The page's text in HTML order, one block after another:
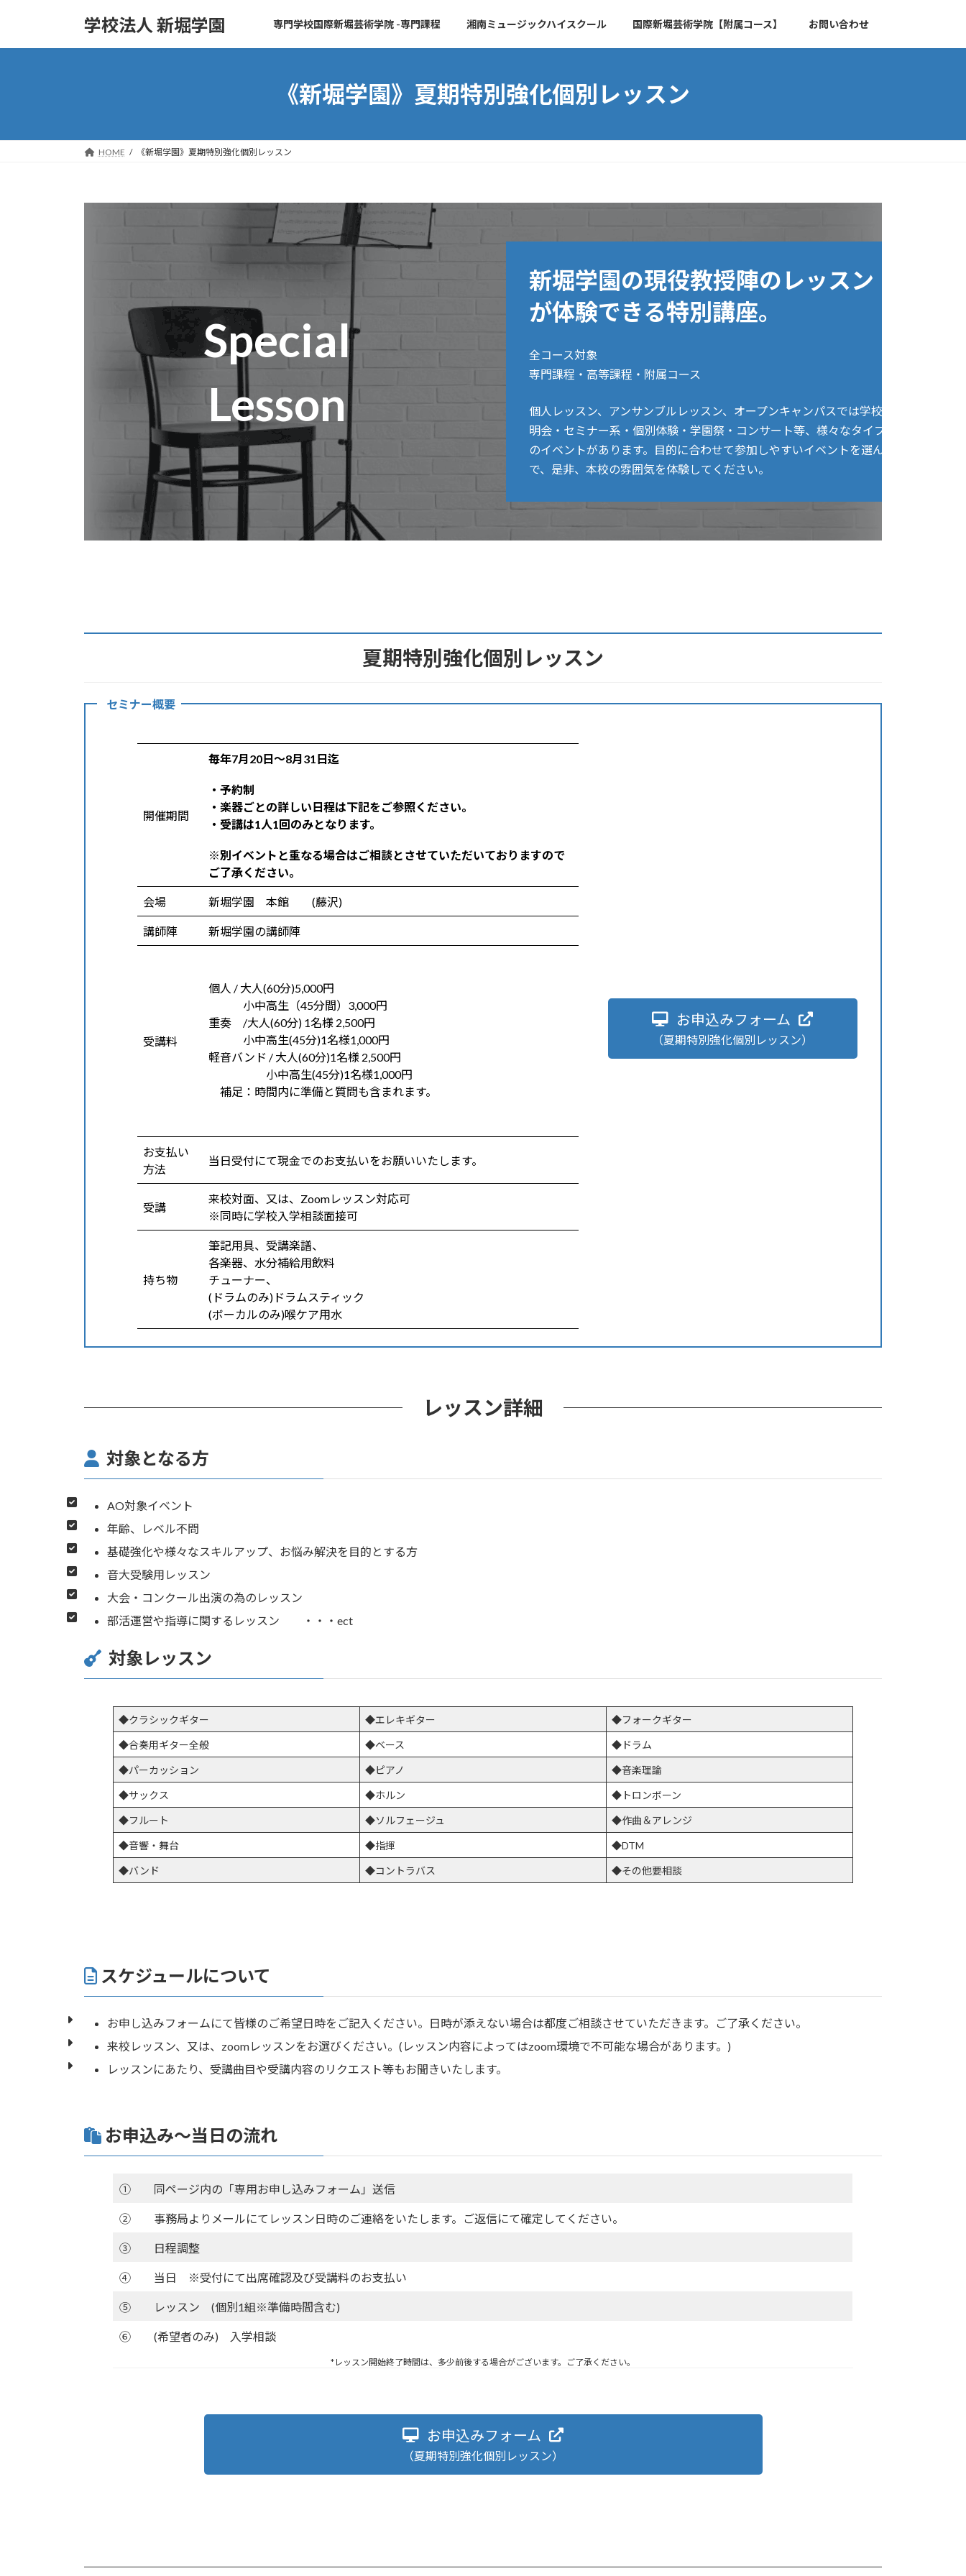
学校法人 新堀学園 専門学校国際新堀芸術学院 -専門課程 湘南ミュージックハイスクール 国際新堀芸術学院【附属コース】 お問い合わせ
《新堀学園》夏期特別強化個別レッスン
HOME 《新堀学園》夏期特別強化個別レッスン
Special
Lesson
新堀学園の現役教授陣のレッスン
が体験できる特別講座。
全コース対象
専門課程・高等課程・附属コース
個人レッスン、アンサンブルレッスン、オープンキャンパスでは学校説
明会・セミナー系・個別体験・学園祭・コンサート等、様々なタイプ
のイベントがあります。目的に合わせて参加しやすいイベントを選ん
で、是非、本校の雰囲気を体験してください。
夏期特別強化個別レッスン
セミナー概要
開催期間
毎年7月20日～8月31日迄
・予約制
・楽器ごとの詳しい日程は下記をご参照ください。
・受講は1人1回のみとなります。
※別イベントと重なる場合はご相談とさせていただいておりますので
ご了承ください。
会場 新堀学園 本館 (藤沢)
講師陣 新堀学園の講師陣
受講料
個人 / 大人(60分)5,000円
小中高生（45分間）3,000円
重奏 /大人(60分) 1名様 2,500円
小中高生(45分)1名様1,000円
軽音バンド / 大人(60分)1名様 2,500円
小中高生(45分)1名様1,000円
補足：時間内に準備と質問も含まれます。
お支払い
方法
当日受付にて現金でのお支払いをお願いいたします。
受講
来校対面、又は、Zoomレッスン対応可
※同時に学校入学相談面接可
持ち物
筆記用具、受講楽譜、
各楽器、水分補給用飲料
チューナー、
(ドラムのみ)ドラムスティック
(ボーカルのみ)喉ケア用水
お申込みフォーム
（夏期特別強化個別レッスン）
レッスン詳細
対象となる方
AO対象イベント
年齢、レベル不問
基礎強化や様々なスキルアップ、お悩み解決を目的とする方
音大受験用レッスン
大会・コンクール出演の為のレッスン
部活運営や指導に関するレッスン ・・・ect
対象レッスン
◆クラシックギター ◆エレキギター ◆フォークギター
◆合奏用ギター全般 ◆ベース ◆ドラム
◆パーカッション ◆ピアノ ◆音楽理論
◆サックス ◆ホルン ◆トロンボーン
◆フルート ◆ソルフェージュ ◆作曲＆アレンジ
◆音響・舞台 ◆指揮 ◆DTM
◆バンド ◆コントラバス ◆その他要相談
スケジュールについて
お申し込みフォームにて皆様のご希望日時をご記入ください。日時が添えない場合は都度ご相談させていただきます。ご了承ください。
来校レッスン、又は、zoomレッスンをお選びください。(レッスン内容によってはzoom環境で不可能な場合があります。)
レッスンにあたり、受講曲目や受講内容のリクエスト等もお聞きいたします。
お申込み～当日の流れ
① 同ページ内の「専用お申し込みフォーム」送信
② 事務局よりメールにてレッスン日時のご連絡をいたします。ご返信にて確定してください。
③ 日程調整
④ 当日 ※受付にて出席確認及び受講料のお支払い
⑤ レッスン (個別1組※準備時間含む)
⑥ (希望者のみ) 入学相談
*レッスン開始終了時間は、多少前後する場合がございます。ご了承ください。
お申込みフォーム
（夏期特別強化個別レッスン）